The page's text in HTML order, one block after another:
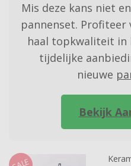
Mis deze kans niet
pannenset. Profiteer
haal topkwaliteit in
tijdelijke
nieuwe
Bekijk